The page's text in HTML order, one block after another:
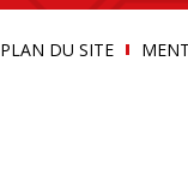
PLAN DU SITE